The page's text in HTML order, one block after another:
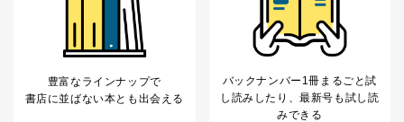
当社が取り扱う開示対象個人情報の利用目的は次のとお
No
個人情報の種類
購入商品の配送のため
商品代金回収のため
ｅメール等による商品、サービ
豊富なラインナップで
書店に並ばない本とも出会える
バックナンバー1冊まるごと試
し読み したり、最新号も試し読
みできる